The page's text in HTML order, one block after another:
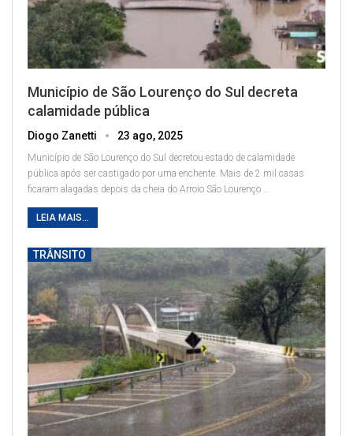
Município de São Lourenço do Sul decreta
calamidade pública
Diogo Zanetti 23 ago, 2025
Município de São Lourenço do Sul decretou estado de calamidade
pública após ser castigado por uma enchente. Mais de 2 mil casas
ficaram alagadas depois da cheia do Arroio São Lourenço …
LEIA MAIS...
TRÂNSITO